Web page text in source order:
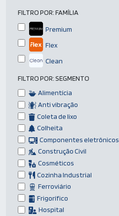
FILTRO POR:FAMÍLIA
Premium
Flex
Clean
FILTRO POR:SEGMENTO
Alimentícia
Anti vibração
Coleta de lixo
Colheita
Componentes eletrônicos
Construção Civil
Cosméticos
Cozinha Industrial
Ferroviário
Frigorífico
Hospital